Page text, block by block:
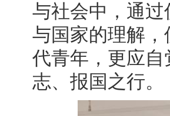
与社会中，通
与国家的理解
代青年，更应
志、报国之行。